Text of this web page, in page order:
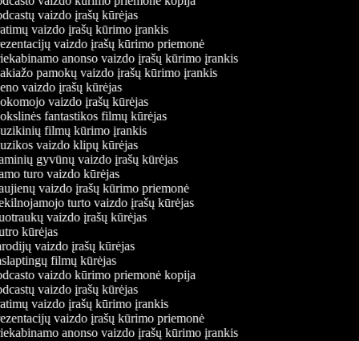
vaizdo įrašų kūrėjas
vaizdo įrašų kūrimo įrankis
vaizdo įrašų kūrimo priemonė
anonso vaizdo įrašų kūrimo įrankis
pamokų vaizdo įrašų kūrimo įrankis
vaizdo įrašų kūrėjas
vaizdo įrašų kūrėjas
fantastikos filmų kūrėjas
filmų kūrimo įrankis
vaizdo klipų kūrėjas
gyvūnų vaizdo įrašų kūrėjas
turo vaizdo kūrėjas
vaizdo įrašų kūrimo priemonė
turto vaizdo įrašų kūrėjas
vaizdo įrašų kūrėjas
kūrėjas
vaizdo įrašų kūrėjas
filmų kūrėjas
vaizdo kūrimo priemonė kopija
vaizdo įrašų kūrėjas
vaizdo įrašų kūrimo įrankis
vaizdo įrašų kūrimo priemonė
anonso vaizdo įrašų kūrimo įrankis